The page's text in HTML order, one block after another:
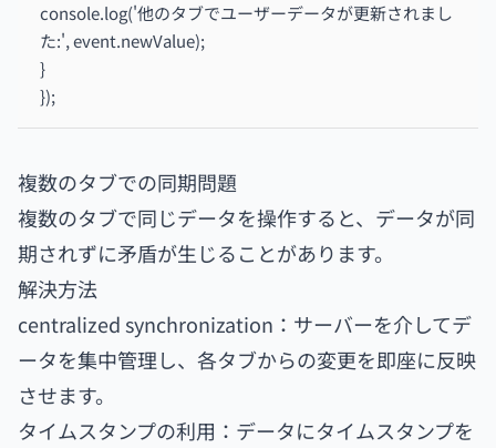
console.log('他のタブでユーザーデータが更新されまし
た:', event.newValue);
}
});
複数のタブでの同期問題
複数のタブで同じデータを操作すると、データが同
期されずに矛盾が生じることがあります。
解決方法
centralized synchronization：サーバーを介してデ
ータを集中管理し、各タブからの変更を即座に反映
させます。
タイムスタンプの利用：データにタイムスタンプを